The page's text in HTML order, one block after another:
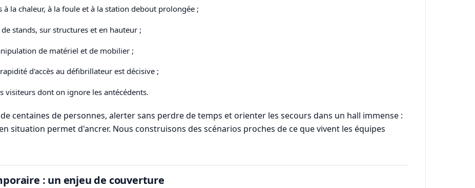
à la chaleur, à la foule et à la station debout prolongée ;
stands, sur structures et en hauteur ;
de matériel et de mobilier ;
d'accès au défibrillateur est décisive ;
visiteurs dont on ignore les antécédents.
centaines de personnes, alerter sans perdre de temps et orienter les secours dans un hall immense :
situation permet d'ancrer. Nous construisons des scénarios proches de ce que vivent les équipes
: un enjeu de couverture